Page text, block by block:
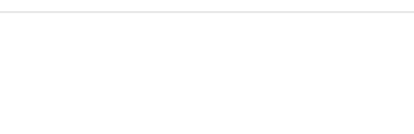
Detta innebär att behandlaren inte behöver oroa sig för att pinsen